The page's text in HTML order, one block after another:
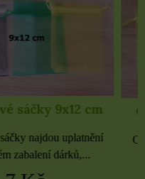
Organzové sáčky
Organzové sáčky najdou
při rychlém zabalení